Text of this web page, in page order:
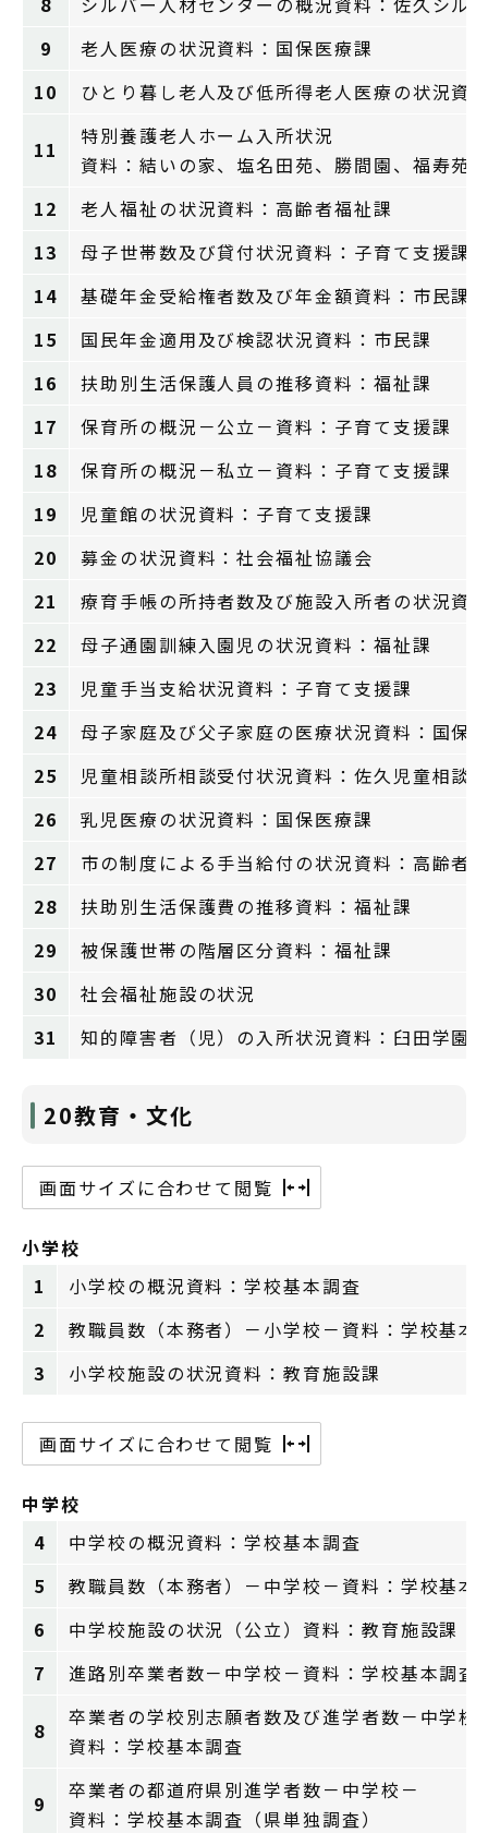
9
老人医療の状況資料：国保医療課
10
ひとり暮し老人及び低所得老人医療の状況資
11
特別養護老人ホーム入所状況
資料：結いの家、塩名田苑、勝間園、福寿苑
12
老人福祉の状況資料：高齢者福祉課
13
母子世帯数及び貸付状況資料：子育て支援課
14
基礎年金受給権者数及び年金額資料：市民課
15
国民年金適用及び検認状況資料：市民課
16
扶助別生活保護人員の推移資料：福祉課
17
保育所の概況－公立－資料：子育て支援課
18
保育所の概況－私立－資料：子育て支援課
19
児童館の状況資料：子育て支援課
20
募金の状況資料：社会福祉協議会
21
療育手帳の所持者数及び施設入所者の状況資
22
母子通園訓練入園児の状況資料：福祉課
23
児童手当支給状況資料：子育て支援課
24
母子家庭及び父子家庭の医療状況資料：国保
25
児童相談所相談受付状況資料：佐久児童相談
26
乳児医療の状況資料：国保医療課
27
市の制度による手当給付の状況資料：高齢者
28
扶助別生活保護費の推移資料：福祉課
29
被保護世帯の階層区分資料：福祉課
30
社会福祉施設の状況
31
知的障害者（児）の入所状況資料：臼田学園
20教育・文化
画面サイズに合わせて閲覧
小学校
1
小学校の概況資料：学校基本調査
2
教職員数（本務者）－小学校－資料：学校基本
3
小学校施設の状況資料：教育施設課
画面サイズに合わせて閲覧
中学校
4
中学校の概況資料：学校基本調査
5
教職員数（本務者）－中学校－資料：学校基本
6
中学校施設の状況（公立）資料：教育施設課
7
進路別卒業者数－中学校－資料：学校基本調査
8
卒業者の学校別志願者数及び進学者数－中学校
資料：学校基本調査
9
卒業者の都道府県別進学者数－中学校－
資料：学校基本調査（県単独調査）